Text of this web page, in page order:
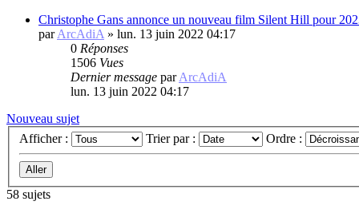
Christophe Gans annonce un nouveau film Silent Hill pour
parArcAdiA » lun. 13 juin 2022 04:17
0 Réponses
1506 Vues
Dernier message parArcAdiA
lun. 13 juin 2022 04:17
Nouveau sujet
Afficher :
Trier par : Ordre :
58 sujets